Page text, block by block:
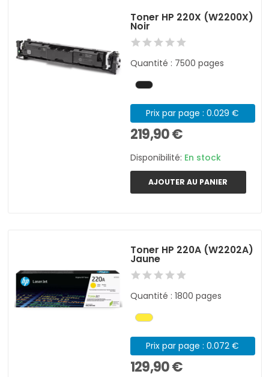
Toner HP 220X (W2200X)
Noir
Quantité : 7500 pages
Prix par page : 0.029 €
219,90 €
Disponibilité: En stock
AJOUTER AU PANIER
Toner HP 220A (W2202A)
Jaune
Quantité : 1800 pages
Prix par page : 0.072 €
129,90 €